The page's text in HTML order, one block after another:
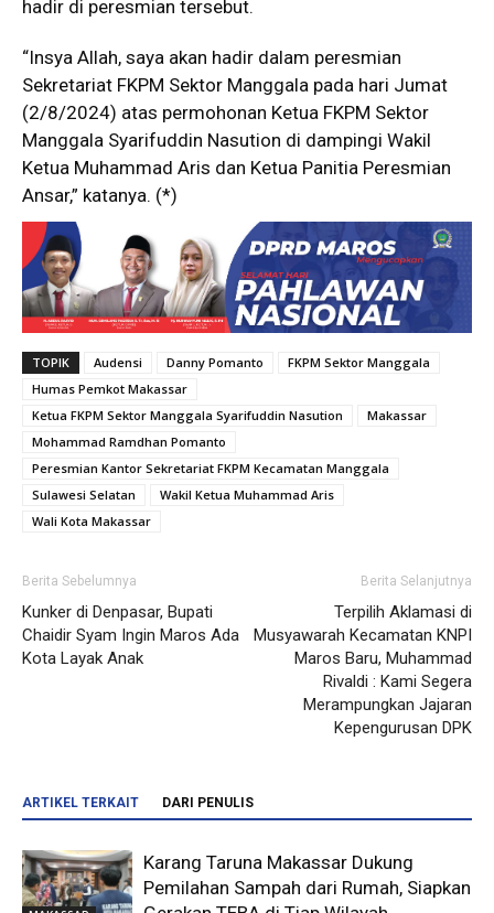
hadir di peresmian tersebut.
“Insya Allah, saya akan hadir dalam peresmian
Sekretariat FKPM Sektor Manggala pada hari Jumat
(2/8/2024) atas permohonan Ketua FKPM Sektor
Manggala Syarifuddin Nasution di dampingi Wakil
Ketua Muhammad Aris dan Ketua Panitia Peresmian
Ansar,” katanya. (*)
TOPIK Audensi Danny Pomanto
FKPM Sektor Manggala
Humas Pemkot Makassar
Ketua FKPM Sektor Manggala Syarifuddin Nasution
Makassar
Mohammad Ramdhan Pomanto
Peresmian Kantor Sekretariat FKPM Kecamatan Manggala
Sulawesi Selatan
Wakil Ketua Muhammad Aris
Wali Kota Makassar
Berita Sebelumnya
Kunker di Denpasar, Bupati
Chaidir Syam Ingin Maros Ada
Kota Layak Anak
Berita Selanjutnya
Terpilih Aklamasi di
Musyawarah Kecamatan KNPI
Maros Baru, Muhammad
Rivaldi : Kami Segera
Merampungkan Jajaran
Kepengurusan DPK
ARTIKEL TERKAIT DARI PENULIS
Karang Taruna Makassar Dukung
Pemilahan Sampah dari Rumah, Siapkan